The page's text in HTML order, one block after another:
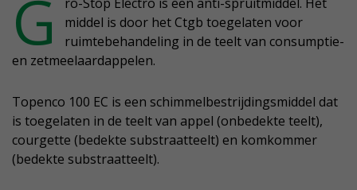
G
ro-Stop Electro is een anti-spruitmiddel. Het
middel is door het Ctgb toegelaten voor
ruimtebehandeling in de teelt van consumptie-
en zetmeelaardappelen.
Topenco 100 EC is een schimmelbestrijdingsmiddel dat
is toegelaten in de teelt van appel (onbedekte teelt),
courgette (bedekte substraatteelt) en komkommer
(bedekte substraatteelt).